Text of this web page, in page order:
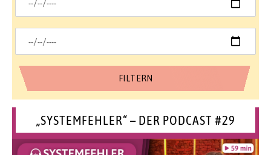
„SYSTEMFEHLER“ – DER PODCAST #29